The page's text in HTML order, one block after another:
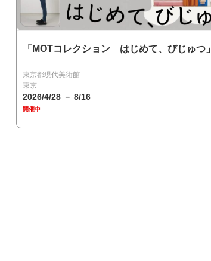
「MOTコレクション はじめて、びじゅつ」
東京都現代美術館
東京
2026/4/28 － 8/16
開催中